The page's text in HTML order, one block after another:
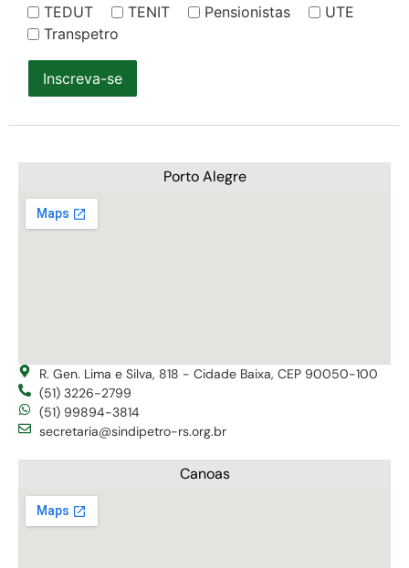
TEDUT
TENIT Pensionistas
UTE
Transpetro
Inscreva-se
Porto Alegre
R. Gen. Lima e Silva, 818 - Cidade Baixa, CEP 90050-100
(51) 3226-2799
(51) 99894-3814
secretaria@sindipetro-rs.org.br
Canoas